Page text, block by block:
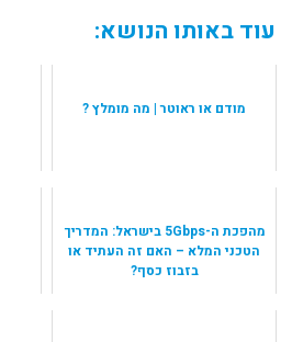
עוד באותו הנושא:
מודם או ראוטר | מה מומלץ ?
מהפכת ה-5Gbps בישראל: המדריך
הטכני המלא – האם זה העתיד או
בזבוז כסף?